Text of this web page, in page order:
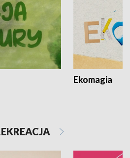
Ekomagia